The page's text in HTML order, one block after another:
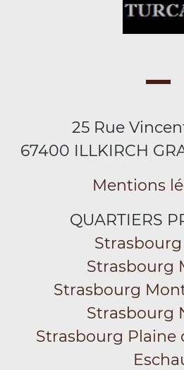
25 Rue
67400 ILLKIRCH
Mentions
QUARTIERS
Strasbourg
Strasbourg
Strasbourg
Strasbourg
Strasbourg Plaine